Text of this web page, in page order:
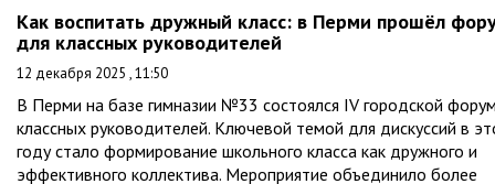
Как воспитать дружный класс: в Перми прошёл
для классных руководителей
12 декабря 2025 , 11:50
В Перми на базе гимназии №33 состоялся IV городской
классных руководителей. Ключевой темой для дискуссий в
году стало формирование школьного класса как дружного и
эффективного коллектива. Мероприятие объединило более